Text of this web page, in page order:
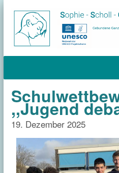
,,Jugend
19. Dezember 2025